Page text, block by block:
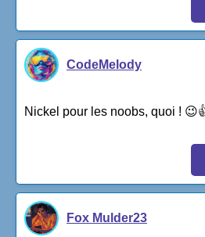
CodeMelody
Nickel pour les noobs, quoi !
Fox Mulder23